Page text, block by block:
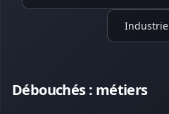
Industrie
Débouchés : métiers